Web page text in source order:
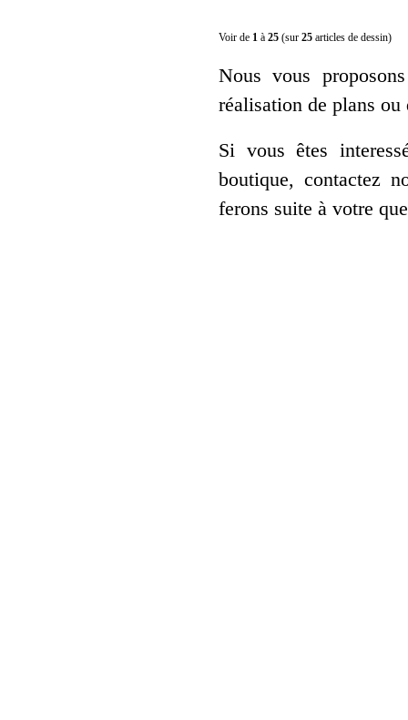
Voir de 1 à 25 (sur 25 articles de dessin)
Nous vous
réalisation de plans
Si vous êtes
boutique, contactez
ferons suite à votre